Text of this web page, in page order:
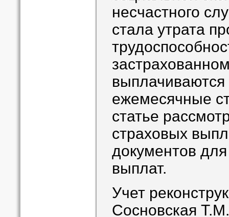
несчастного
стала утрата
ежемесячные
статье
страховых
документов
выплат.
Учет
Сосновская